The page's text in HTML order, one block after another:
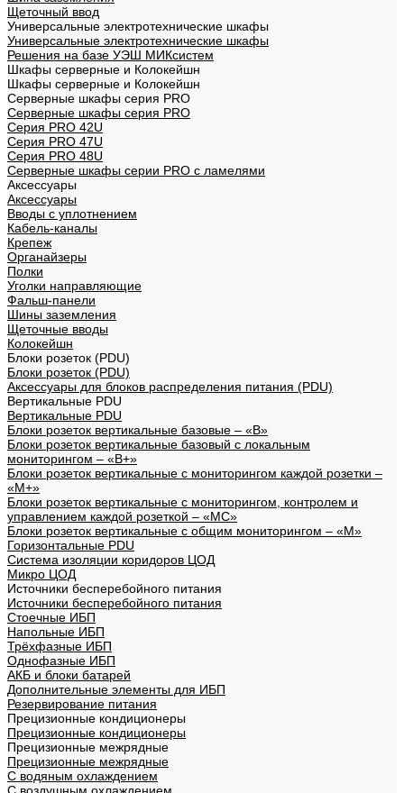
Щеточный ввод
Универсальные электротехнические шкафы
Универсальные электротехнические шкафы
Решения на базе УЭШ МИКсистем
Шкафы серверные и Колокейшн
Шкафы серверные и Колокейшн
Серверные шкафы серия PRO
Серверные шкафы серия PRO
Серия PRO 42U
Серия PRO 47U
Серия PRO 48U
Серверные шкафы серии PRO с ламелями
Аксессуары
Аксессуары
Вводы с уплотнением
Кабель-каналы
Крепеж
Органайзеры
Полки
Уголки направляющие
Фальш-панели
Шины заземления
Щеточные вводы
Колокейшн
Блоки розеток (PDU)
Блоки розеток (PDU)
Аксессуары для блоков распределения питания (PDU)
Вертикальные PDU
Вертикальные PDU
Блоки розеток вертикальные базовые – «В»
Блоки розеток вертикальные базовый с локальным
мониторингом – «В+»
Блоки розеток вертикальные с мониторингом каждой розетки –
«М+»
Блоки розеток вертикальные с мониторингом, контролем и
управлением каждой розеткой – «МС»
Блоки розеток вертикальные с общим мониторингом – «М»
Горизонтальные PDU
Система изоляции коридоров ЦОД
Микро ЦОД
Источники бесперебойного питания
Источники бесперебойного питания
Стоечные ИБП
Напольные ИБП
Трёхфазные ИБП
Однофазные ИБП
АКБ и блоки батарей
Дополнительные элементы для ИБП
Резервирование питания
Прецизионные кондиционеры
Прецизионные кондиционеры
Прецизионные межрядные
Прецизионные межрядные
С водяным охлаждением